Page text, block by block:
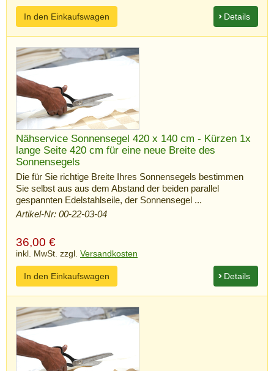
Details
In den Einkaufswagen
Nähservice Sonnensegel 420 x 140 cm - Kürzen 1x
lange Seite 420 cm für eine neue Breite des
Sonnensegels
Die für Sie richtige Breite Ihres Sonnensegels bestimmen
Sie selbst aus aus dem Abstand der beiden parallel
gespannten Edelstahlseile, der Sonnensegel ...
Artikel-Nr: 00-22-03-04
36,00 €
inkl. MwSt. zzgl. Versandkosten
Details
In den Einkaufswagen